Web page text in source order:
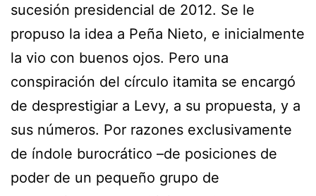
sucesión presidencial de 2012. Se le
propuso la idea a Peña Nieto, e inicialmente
la vio con buenos ojos. Pero una
conspiración del círculo itamita se encargó
de desprestigiar a Levy, a su propuesta, y a
sus números. Por razones exclusivamente
de índole burocrático –de posiciones de
poder de un pequeño grupo de